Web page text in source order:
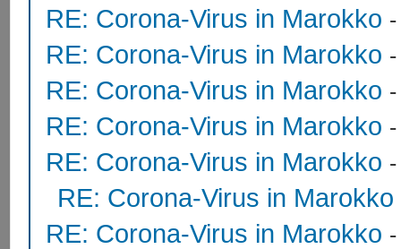
RE: Corona-Virus in Marokko
RE: Corona-Virus in Marokko
RE: Corona-Virus in Marokko
RE: Corona-Virus in Marokko
RE: Corona-Virus in Marokko
RE: Corona-Virus in Marokko
RE: Corona-Virus in Marokko